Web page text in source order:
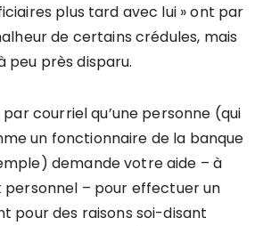
plus tard avec lui » ont par
de certains crédules, mais
près disparu.
par courriel qu’une personne (qui
un fonctionnaire de la banque
demande votre aide – à
– pour effectuer un
pour des raisons soi-disant